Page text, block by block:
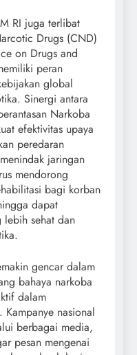
RI juga terlibat
Drugs (CND)
on Drugs and
peran
global
Sinergi antara
Narkoba
efektivitas upaya
peredaran
jaringan
mendorong
bagi korban
dapat
lebih sehat dan
gencar dalam
bahaya narkoba
dalam
Kampanye nasional
berbagai media,
pesan mengenai